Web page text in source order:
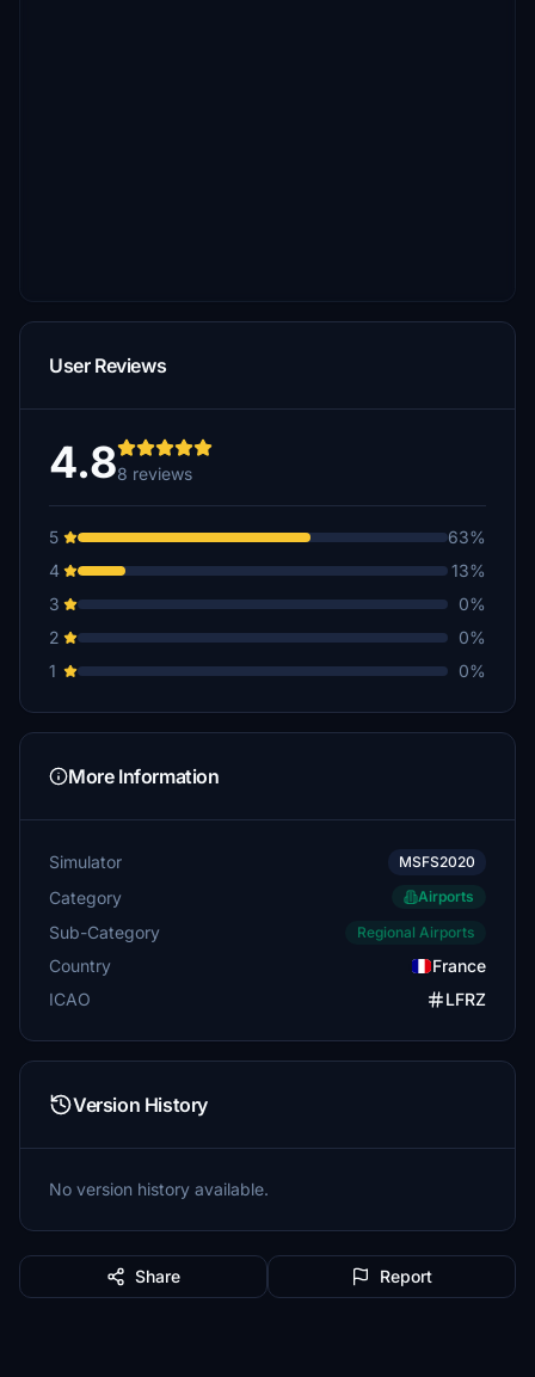
User Reviews
4.88 reviews
5
63%
4
13%
3
0%
2
0%
1
0%
More Information
Simulator MSFS2020
Category Airports
Sub-Category Regional Airports
Country
France
ICAO
LFRZ
Version History
No version history available.
Share Report